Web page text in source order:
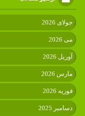
جولای 2026
می 2026
آوریل 2026
مارس 2026
فوریه 2026
دسامبر 2025